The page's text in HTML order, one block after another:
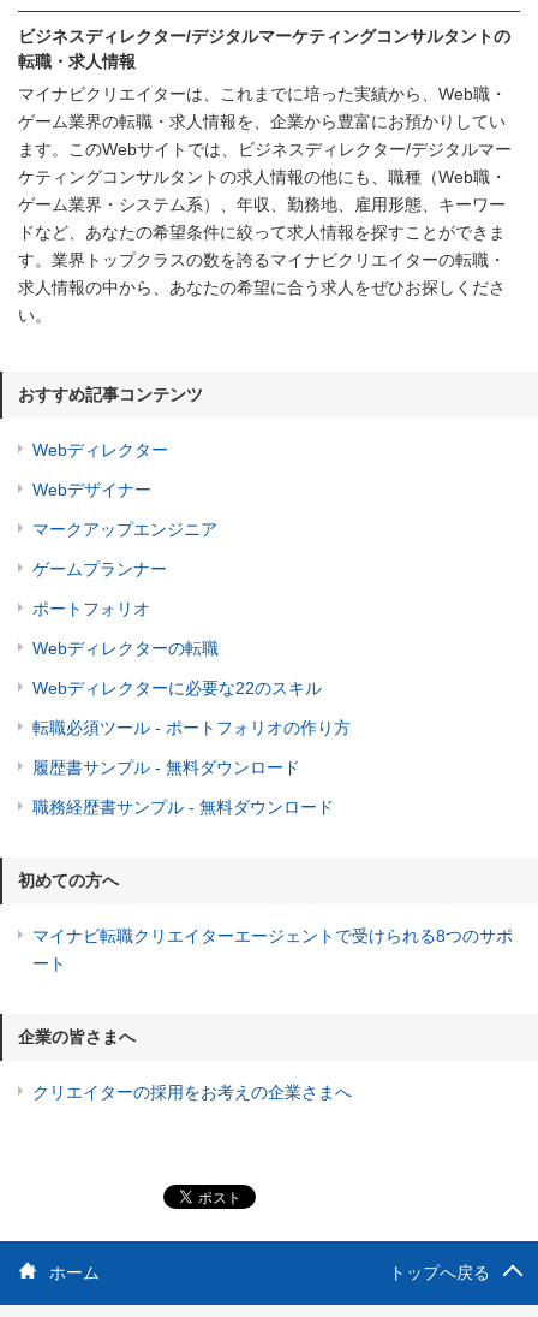
ビジネスディレクター/デジタルマーケティングコンサルタントの
転職・求人情報
マイナビクリエイターは、これまでに培った実績から、Web職・
ゲーム業界の転職・求人情報を、企業から豊富にお預かりしてい
ます。このWebサイトでは、ビジネスディレクター/デジタルマー
ケティングコンサルタントの求人情報の他にも、職種（Web職・
ゲーム業界・システム系）、年収、勤務地、雇用形態、キーワー
ドなど、あなたの希望条件に絞って求人情報を探すことができま
す。業界トップクラスの数を誇るマイナビクリエイターの転職・
求人情報の中から、あなたの希望に合う求人をぜひお探しくださ
い。
おすすめ記事コンテンツ
Webディレクター
Webデザイナー
マークアップエンジニア
ゲームプランナー
ポートフォリオ
Webディレクターの転職
Webディレクターに必要な22のスキル
転職必須ツール - ポートフォリオの作り方
履歴書サンプル - 無料ダウンロード
職務経歴書サンプル - 無料ダウンロード
初めての方へ
マイナビ転職クリエイターエージェントで受けられる8つのサポ
ート
企業の皆さまへ
クリエイターの採用をお考えの企業さまへ
ホーム トップへ戻る